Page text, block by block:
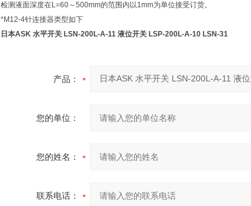
检测液面深度在L=60～500mm的范围内以1mm为单位接受订货。
*M12-4针连接器类型如下
日本ASK 水平开关 LSN-200L-A-11 液位开关 LSP-200L-A-10 LSN-31
产品：
您的单位：
您的姓名：
联系电话：